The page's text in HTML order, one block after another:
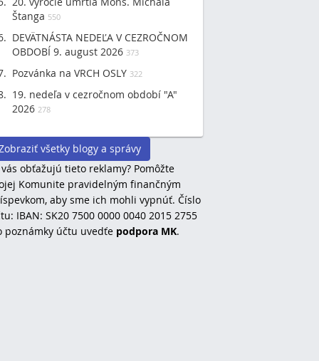
Štanga 550
DEVÄTNÁSTA NEDEĽA V CEZROČNOM
OBDOBÍ 9. august 2026 373
Pozvánka na VRCH OSLY 322
19. nedeľa v cezročnom období "A"
2026 278
všetky blogy a správy
obťažujú tieto reklamy? Pomôžte
Komunite pravidelným finančným
aby sme ich mohli vypnúť. Číslo
IBAN: SK20 7500 0000 0040 2015 2755
poznámky účtu uvedťe podpora MK.